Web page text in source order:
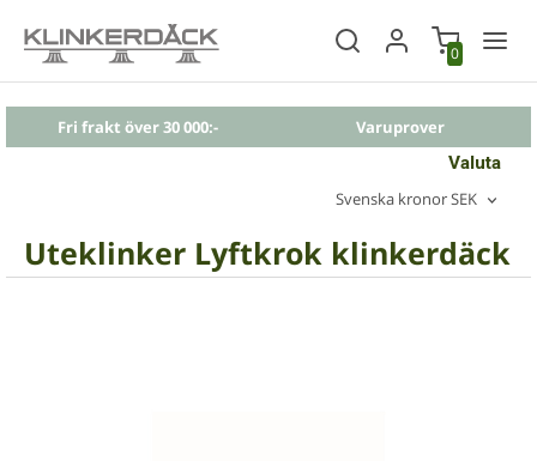
0
Fri frakt över 30 000:-
Varuprover
Valuta
Svenska kronor SEK
Uteklinker Lyftkrok klinkerdäck